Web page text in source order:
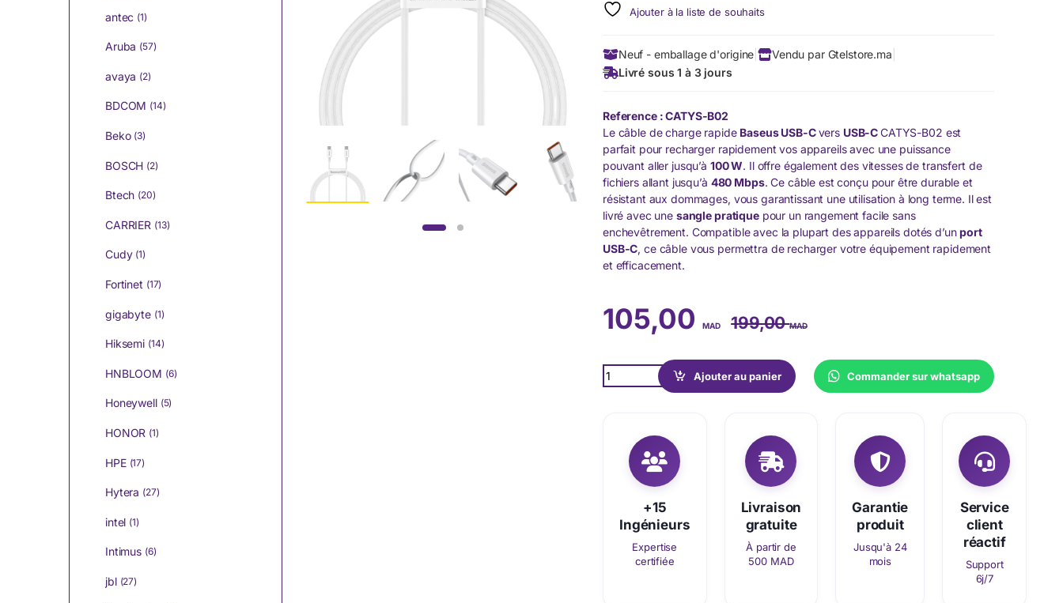
Ajouter à la liste de souhaits
Neuf - emballage d'origine | Vendu par Gtelstore.ma
Livré sous 1 à 3 jours
Reference : CATYS-B02
Le câble de charge rapide Baseus USB-Cvers USB-CCATYS-B02 est
parfait pour recharger rapidement vos appareils avec une puissance
pouvant aller jusqu’à 100 W. Il offre également des vitesses de transfert de
fichiers allant jusqu’à 480 Mbps. Ce câble est conçu pour être durable et
résistant aux dommages, vous garantissant une utilisation à long terme. Il est
livré avec une sangle pratiquepour un rangement facile sans
enchevêtrement. Compatible avec la plupart des appareils dotés d’unport
USB-C, ce câble vous permettra de recharger votre équipement rapidement
et efficacement.
105,00MAD 199,00MAD
Quantity Ajouter au panier Commander sur whatsapp
+15
Ingénieurs
Expertise
certifiée
Livraison
gratuite
À partir de
500 MAD
Garantie
produit
Jusqu'à 24
mois
Service
client
réactif
Support
6j/7
antec (1)
Aruba (57)
avaya (2)
BDCOM (14)
Beko (3)
BOSCH (2)
Btech (20)
CARRIER (13)
Cudy (1)
Fortinet (17)
gigabyte (1)
Hiksemi (14)
HNBLOOM (6)
Honeywell (5)
HONOR (1)
HPE (17)
Hytera (27)
intel (1)
Intimus (6)
jbl (27)